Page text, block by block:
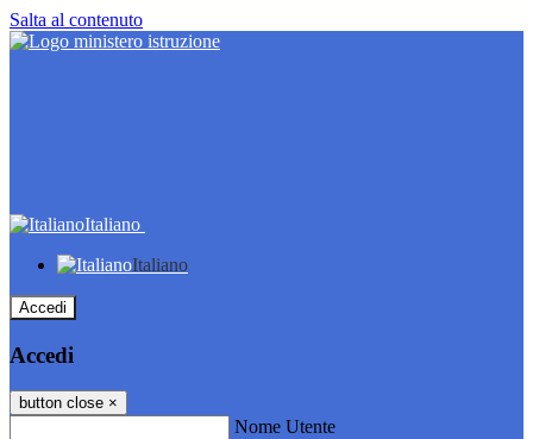
Salta al contenuto
Italiano
Italiano
Accedi
Accedi
button close ×
Nome Utente